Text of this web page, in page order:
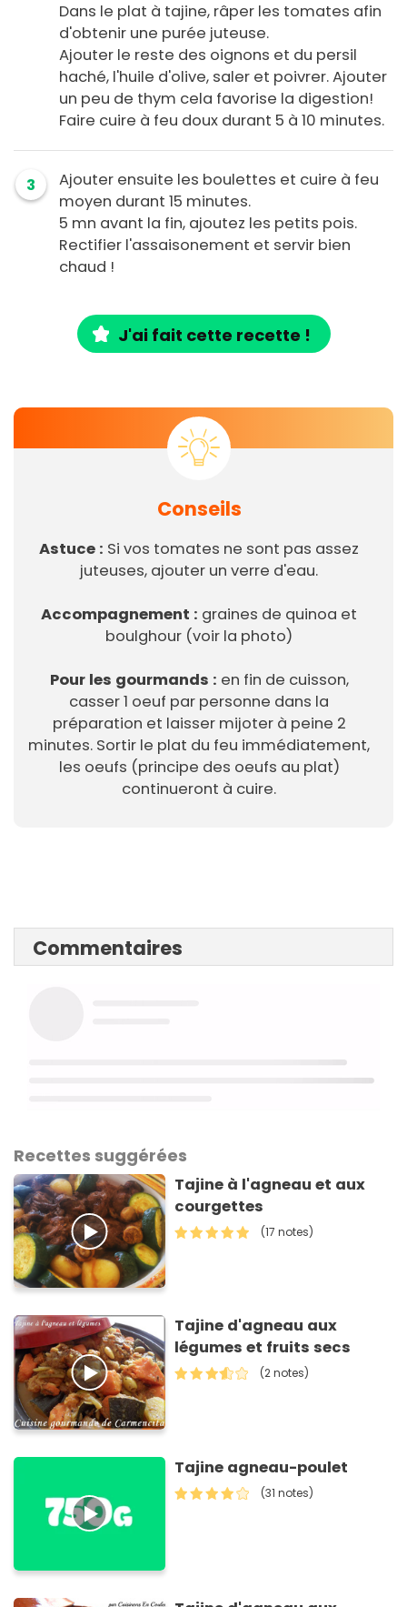
Dans le plat à tajine, râper les tomates afin
d'obtenir une purée juteuse.
Ajouter le reste des oignons et du persil
haché, l'huile d'olive, saler et poivrer. Ajouter
un peu de thym cela favorise la digestion!
Faire cuire à feu doux durant 5 à 10 minutes.
3
Ajouter ensuite les boulettes et cuire à feu
moyen durant 15 minutes.
5 mn avant la fin, ajoutez les petits pois.
Rectifier l'assaisonement et servir bien
chaud !
J'ai fait cette recette !
Conseils
Astuce : Si vos tomates ne sont pas assez
juteuses, ajouter un verre d'eau.
Accompagnement : graines de quinoa et
boulghour (voir la photo)
Pour les gourmands : en fin de cuisson,
casser 1 oeuf par personne dans la
préparation et laisser mijoter à peine 2
minutes. Sortir le plat du feu immédiatement,
les oeufs (principe des oeufs au plat)
continueront à cuire.
Commentaires
Recettes suggérées
Tajine à l'agneau et aux
courgettes
(17 notes)
Tajine d'agneau aux
légumes et fruits secs
(2 notes)
Tajine agneau-poulet
(31 notes)